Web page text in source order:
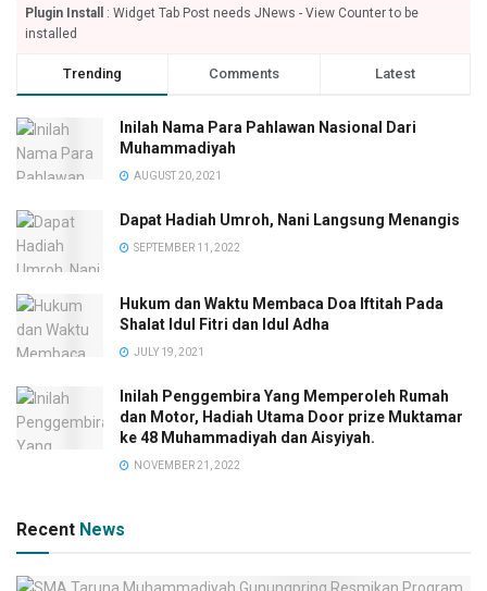
Plugin Install
: Widget Tab Post needs JNews - View Counter to be
installed
Trending Comments Latest
Inilah Nama Para Pahlawan Nasional Dari
Muhammadiyah
AUGUST 20, 2021
Dapat Hadiah Umroh, Nani Langsung Menangis
SEPTEMBER 11, 2022
Hukum dan Waktu Membaca Doa Iftitah Pada
Shalat Idul Fitri dan Idul Adha
JULY 19, 2021
Inilah Penggembira Yang Memperoleh Rumah
dan Motor, Hadiah Utama Door prize Muktamar
ke 48 Muhammadiyah dan Aisyiyah.
NOVEMBER 21, 2022
Recent News